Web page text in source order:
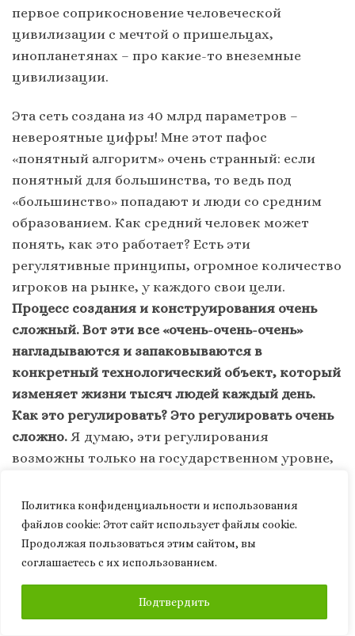
Политика конфиденциальности и использования
файлов сookie: Этот сайт использует файлы cookie.
Продолжая пользоваться этим сайтом, вы
соглашаетесь с их использованием.
Подтвердить
первое соприкосновение человеческой
цивилизации с мечтой о пришельцах,
инопланетянах – про какие-то внеземные
цивилизации.
Эта сеть создана из 40 млрд параметров –
невероятные цифры! Мне этот пафос
«понятный алгоритм» очень странный: если
понятный для большинства, то ведь под
«большинство» попадают и люди со средним
образованием. Как средний человек может
понять, как это работает? Есть эти
регулятивные принципы, огромное количество
игроков на рынке, у каждого свои цели.
Процесс создания и конструирования очень
сложный. Вот эти все «очень-очень-очень»
нагладываются и запаковываются в
конкретный технологический объект, который
изменяет жизни тысяч людей каждый день.
Как это регулировать? Это регулировать очень
сложно. Я думаю, эти регулирования
возможны только на государственном уровне,
только определенный процент этого процесса.
А что происходит в серой зоне? Хотя самый
главный вопрос – могут ли вообше эти объекты
существовать без серой зоны? Я сомневаюсь,
если честно. Процесс современного
программирования вообще делокализирован: